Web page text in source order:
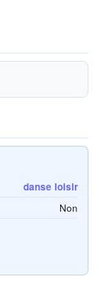
danse loisir
Non